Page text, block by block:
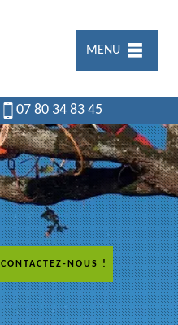
MENU
07 80 34 83 45
CONTACTEZ-NOUS !